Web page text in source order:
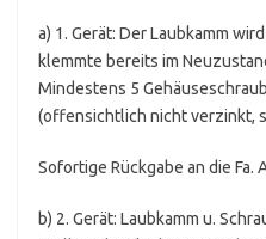
a) 1. Gerät: Der Laubkamm
klemmte bereits im
Mindestens 5
(offensichtlich nicht verzinkt,
Sofortige Rückgabe an die Fa.
b) 2. Gerät: Laubkamm u.